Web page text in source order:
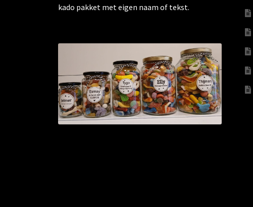
kado pakket met eigen naam of tekst.